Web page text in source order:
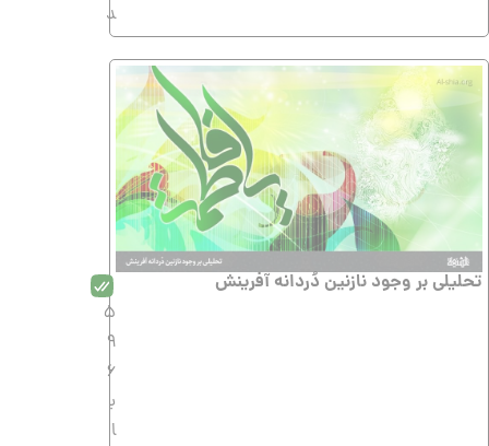
د
تحلیلى بر وجود نازنین دُردانه آفرینش
5
9
6
ب
ا